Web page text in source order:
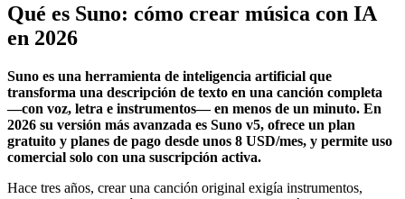
Qué es Suno: cómo crear música con IA
en 2026
Suno es una herramienta de inteligencia artificial que
transforma una descripción de texto en una canción completa
—con voz, letra e instrumentos— en menos de un minuto. En
2026 su versión más avanzada es Suno v5, ofrece un plan
gratuito y planes de pago desde unos 8 USD/mes, y permite uso
comercial solo con una suscripción activa.
Hace tres años, crear una canción original exigía instrumentos,